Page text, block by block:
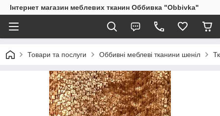
Інтернет магазин меблевих тканин Оббивка "Obbivka"
Товари та послуги Оббивні меблеві тканини шеніл